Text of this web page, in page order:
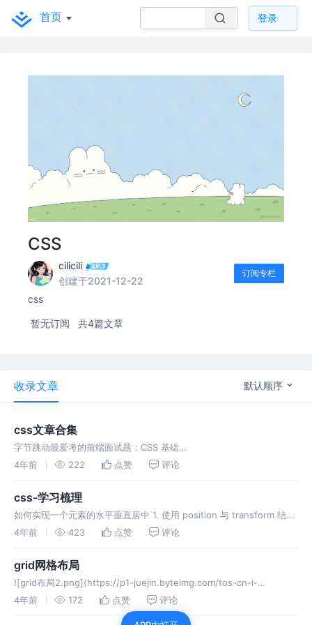
首页 登录
CSS
cilicili
创建于2021-12-22
订阅专栏
css
暂无订阅 共4篇文章
收录文章 默认顺序
css文章合集
字节跳动最爱考的前端面试题：CSS 基础
https://juejin.cn/post/6936913689115099143 金九银十，你准备好
4年前 222 点赞 评论
css-学习梳理
如何实现一个元素的水平垂直居中 1. 使用 position 与 transform 结合
父 子 2. 使用 position 定位和 偏移 属性 父 子 3. flex布局 父 4. grid
4年前 423 点赞 评论
grid网格布局
![grid布局2.png](https://p1-juejin.byteimg.com/tos-cn-i-
k3u1fbpfcp/323aeff952c44284bc67941e52dced17~tp
4年前 172 点赞 评论